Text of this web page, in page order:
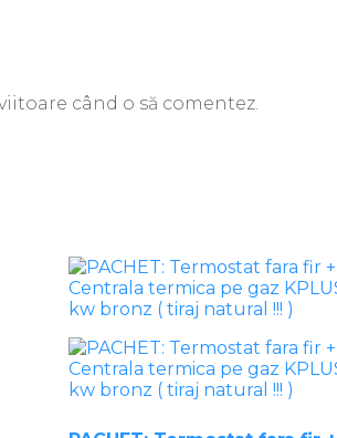
când o să comentez.